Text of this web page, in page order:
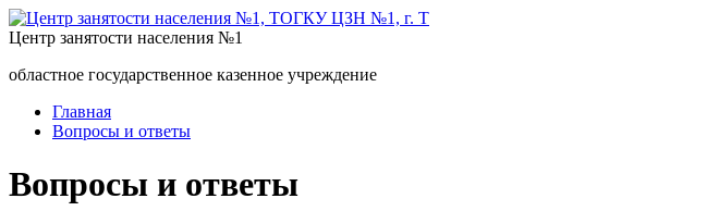
Центр занятости населения №1
областное государственное казенное учреждение
Главная
Вопросы и ответы
Вопросы и ответы